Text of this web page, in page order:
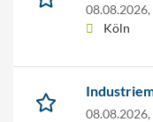
08.08.2026,
Köln
08.08.2026,